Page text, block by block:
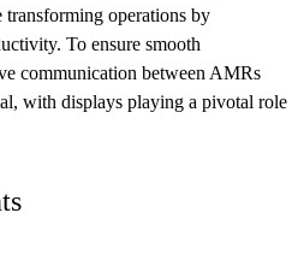
transforming operations by
To ensure smooth
communication between AMRs
with displays playing a pivotal role